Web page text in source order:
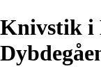
Knivstik i